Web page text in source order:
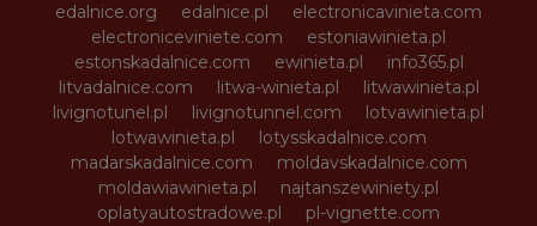
edalnice.org
edalnice.pl
electronicavinieta.com
electroniceviniete.com
estoniawinieta.pl
estonskadalnice.com
ewinieta.pl
info365.pl
litvadalnice.com
litwa-winieta.pl
litwawinieta.pl
livignotunel.pl
livignotunnel.com
lotvawinieta.pl
lotwawinieta.pl
lotysskadalnice.com
madarskadalnice.com
moldavskadalnice.com
moldawiawinieta.pl
najtanszewiniety.pl
oplatyautostradowe.pl
pl-vignette.com